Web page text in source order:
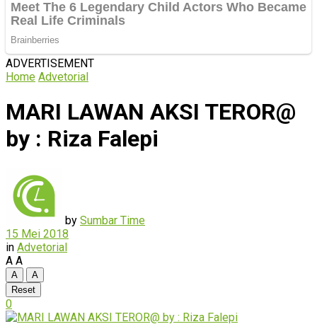
ADVERTISEMENT
Home Advetorial
MARI LAWAN AKSI TEROR@
by : Riza Falepi
by Sumbar Time
15 Mei 2018
in Advetorial
A A
A
A
Reset
0